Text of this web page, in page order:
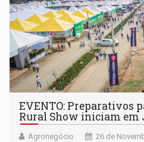
EVENTO: Preparativos
Rural Show iniciam em
Agronegócio 26 de